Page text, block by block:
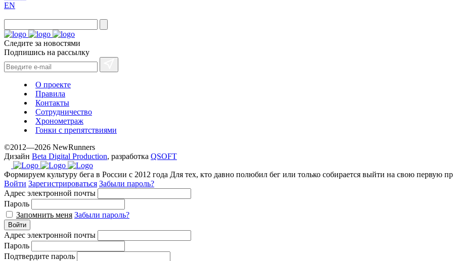
EN
Следите за новостями
Подпишись на рассылку
О проекте
Правила
Контакты
Сотрудничество
Хронометраж
Гонки с препятствиями
©2012—2026 NewRunners
Дизайн Beta Digital Production, разработка QSOFT
Формируем культуру бега в России с 2012 года Для тех, кто давно полюбил бег или только собирается выйти на свою первую
Войти Зарегистрироваться Забыли пароль?
Адрес электронной почты
Пароль
Запомнить меня Забыли пароль?
Войти
Адрес электронной почты
Пароль
Подтвердите пароль